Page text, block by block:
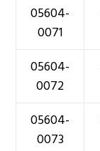
05604-
0071
05604-
0072
05604-
0073